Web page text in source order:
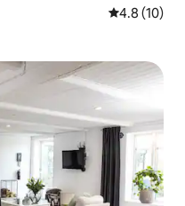
Calificación
4.8 (10)